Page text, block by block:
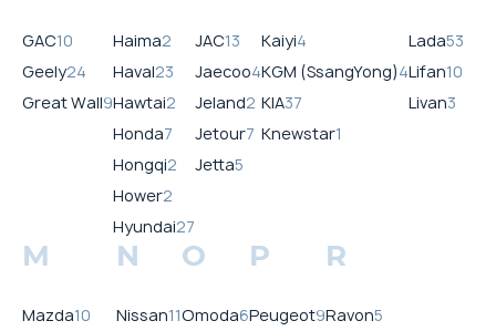
GAC10
Geely24
Great Wall9
Haima2
Haval23
Hawtai2
Honda7
Hongqi2
Hower2
Hyundai27
JAC13
Jaecoo4
Jeland2
Jetour7
Jetta5
Kaiyi4
KGM (SsangYong)4
KIA37
Knewstar1
Lada53
Lifan10
Livan3
M
Mazda10
N
Nissan11
O
Omoda6
P
Peugeot9
R
Ravon5